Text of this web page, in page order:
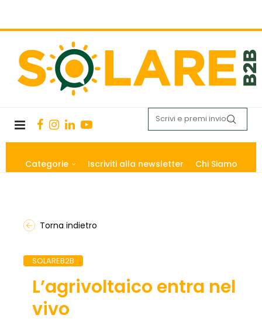
Categorie Iscriviti alla newsletter Chi Siamo
Torna indietro
SOLAREB2B
L’agrivoltaico entra nel
vivo